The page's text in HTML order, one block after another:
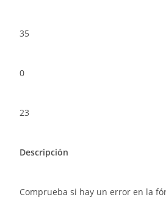
35
0
23
Descripción
Comprueba si hay un error en la